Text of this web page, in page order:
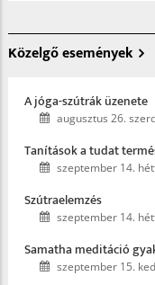
Közelgő események
A jóga-szútrák üzenete
augusztus 26.
Tanítások a tudat
szeptember 14.
Szútraelemzés
szeptember 14.
Samatha meditáció
szeptember 15.